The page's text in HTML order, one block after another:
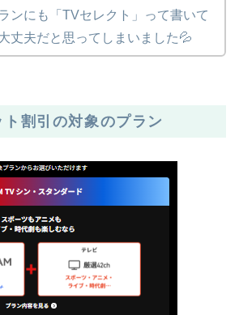
ンにも「TVセレクト」って書いて
丈夫だと思ってしまいました💦
割引の対象のプラン